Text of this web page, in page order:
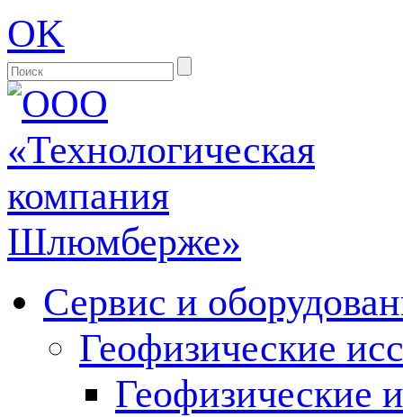
OK
Сервис и
Геофизические
Геофизические